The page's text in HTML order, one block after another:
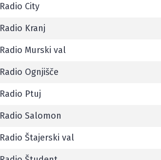
Radio City
Radio Kranj
Radio Murski val
Radio Ognjišče
Radio Ptuj
Radio Salomon
Radio Štajerski val